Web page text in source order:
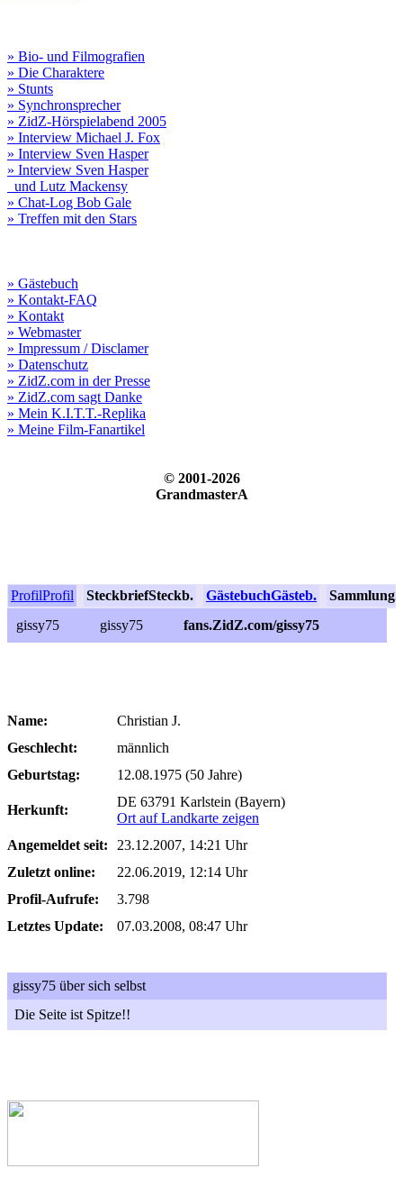
» Bio- und Filmografien
» Die Charaktere
» Stunts
» Synchronsprecher
» ZidZ-Hörspielabend 2005
» Interview Michael J. Fox
» Interview Sven Hasper
» Interview Sven Hasper
und Lutz Mackensy
» Chat-Log Bob Gale
» Treffen mit den Stars
» Gästebuch
» Kontakt-FAQ
» Kontakt
» Webmaster
» Impressum / Disclamer
» Datenschutz
» ZidZ.com in der Presse
» ZidZ.com sagt Danke
» Mein K.I.T.T.-Replika
» Meine Film-Fanartikel
© 2001-2026
GrandmasterA
ProfilProfil SteckbriefSteckb. GästebuchGästeb. Sammlung
gissy75
gissy75 fans.ZidZ.com/gissy75
Name:
Christian J.
Geschlecht:
männlich
Geburtstag:
12.08.1975 (50 Jahre)
Herkunft:
DE 63791 Karlstein (Bayern)
Ort auf Landkarte zeigen
Angemeldet seit:
23.12.2007, 14:21 Uhr
Zuletzt online:
22.06.2019, 12:14 Uhr
Profil-Aufrufe:
3.798
Letztes Update:
07.03.2008, 08:47 Uhr
gissy75 über sich selbst
Die Seite ist Spitze!!